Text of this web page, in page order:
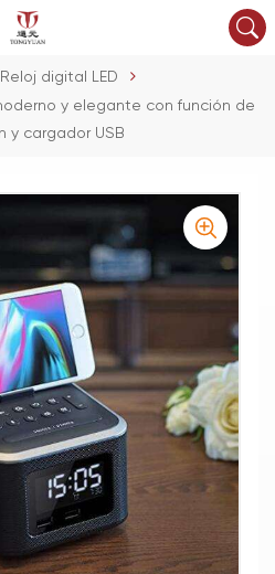
Reloj digital LED
y elegante con función de
y cargador USB